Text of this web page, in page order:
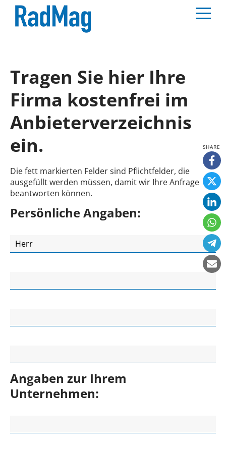
Tragen Sie hier Ihre
Firma kostenfrei im
Anbieterverzeichnis
ein.
Die fett markierten Felder sind Pflichtfelder, die
ausgefüllt werden müssen, damit wir Ihre Anfrage
beantworten können.
Persönliche Angaben:
Angaben zur Ihrem
Unternehmen: